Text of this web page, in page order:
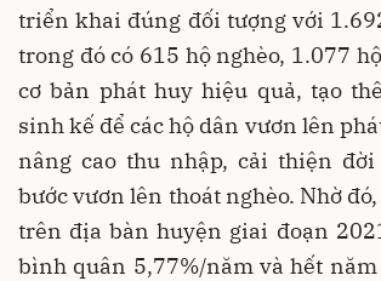
triển khai đúng đối tượng với
trong đó có 615 hộ nghèo, 1.077
cơ bản phát huy hiệu quả, tạo
sinh kế để các hộ dân vươn lên
nâng cao thu nhập, cải thiện
bước vươn lên thoát nghèo. Nhờ
trên địa bàn huyện giai đoạn
bình quân 5,77%/năm và hết